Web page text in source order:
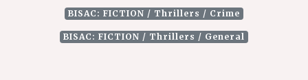
BISAC: FICTION / Thrillers / Crime
BISAC: FICTION / Thrillers / General